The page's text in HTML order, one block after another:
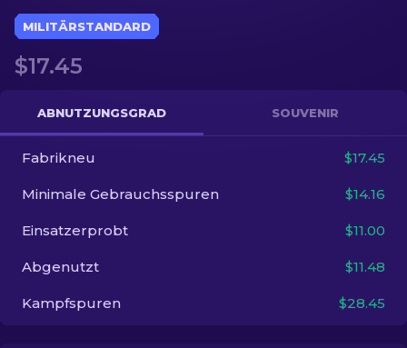
Handschuh
Andere
DE
MILITÄRSTANDARD
$17.45
ABNUTZUNGSGRAD SOUVENIR
Fabrikneu $17.45
Minimale Gebrauchsspuren $14.16
Einsatzerprobt $11.00
Abgenutzt $11.48
Kampfspuren $28.45